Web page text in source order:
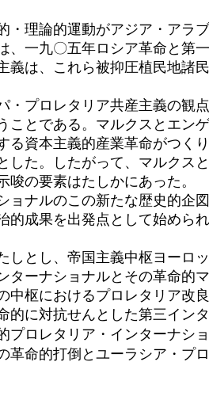
理論的運動がアジア・アラ
一九〇五年ロシア革命と第
は、これら被抑圧植民地諸
プロレタリア共産主義の観
とである。マルクスとエン
資本主義的産業革命がつく
た。したがって、マルクス
の要素はたしかにあった。
ナルのこの新たな歴史的企
成果を出発点として始めら
とし、帝国主義中枢ヨーロ
ーナショナルとその革命的
枢におけるプロレタリア改
に対抗せんとした第三イン
ロレタリア・インターナシ
命的打倒とユーラシア・プ